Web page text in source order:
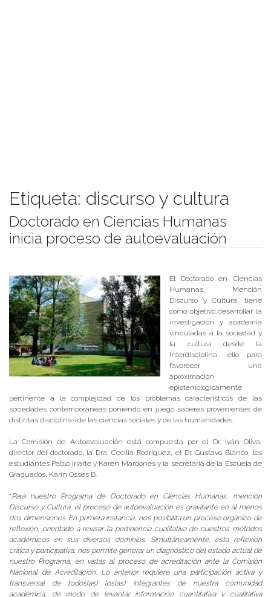
Etiqueta: discurso y cultura
Doctorado en Ciencias Humanas
inicia proceso de autoevaluación
El Doctorado en Ciencias
Humanas, Mención
Discurso y Cultura, tiene
como objetivo desarrollar la
investigación y academia
vinculadas a la sociedad y
la cultura desde la
interdisciplina, ello para
favorecer una
aproximación
epistemológicamente
pertinente a la complejidad de los problemas característicos de las
sociedades contemporáneas poniendo en juego saberes provenientes de
distintas disciplinas de las ciencias sociales y de las humanidades.
La Comisión de Autoevaluación está compuesta por el Dr. Iván Oliva,
director del doctorado, la Dra. Cecilia Rodríguez, el Dr. Gustavo Blanco, los
estudiantes Pablo Iriarte y Karen Mardones y la secretaria de la Escuela de
Graduados, Karin Osses B.
“Para nuestro Programa de Doctorado en Ciencias Humanas, mención
Discurso y Cultura, el proceso de autoevaluación es gravitante en al menos
dos dimensiones. En primera instancia, nos posibilita un proceso orgánico de
reflexión, orientado a revisar la pertinencia cualitativa de nuestros métodos
académicos en sus diversos dominios. Simultáneamente, esta reflexión
crítica y participativa, nos permite generar un diagnóstico del estado actual de
nuestro Programa, en vistas al proceso de acreditación ante la Comisión
Nacional de Acreditación. Lo anterior requiere una participación activa y
transversal de todos(as) los(as) integrantes de nuestra comunidad
académica, de modo de levantar información cuantitativa y cualitativa